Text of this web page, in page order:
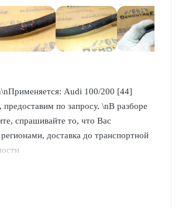
Audi 100/200 [44]
по запросу. \nВ разборе
спрашивайте то, что Вас
доставка до транспортной